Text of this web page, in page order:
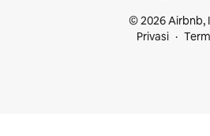
© 2026 Airbnb,
Privasi